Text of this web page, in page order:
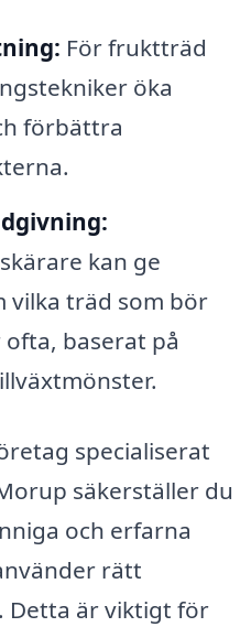
För fruktträd
öka
förbättra
kan ge
vilka träd som bör
baserat på
specialiserat
säkerställer du
och erfarna
rätt
Detta är viktigt för